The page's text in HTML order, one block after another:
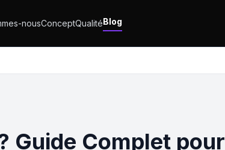
nousConceptQualitéBlog
Guide Complet pour